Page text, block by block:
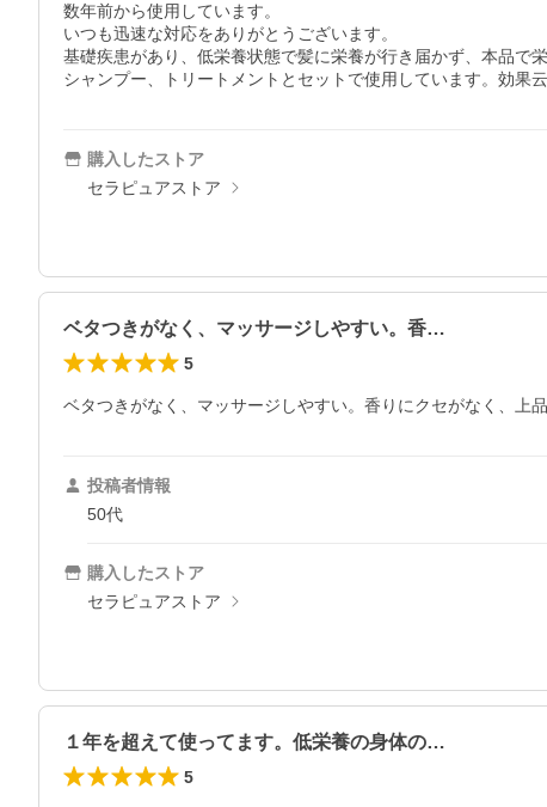
数年前から使用しています。
いつも迅速な対応をありがとうございます。
基礎疾患があり、低栄養状態で髪に栄養が行き届かず、本品で
シャンプー、トリートメントとセットで使用しています。効果
購入したストア
セラピュアストア
ベタつきがなく、マッサージしやすい。香…
5
ベタつきがなく、マッサージしやすい。香りにクセがなく、上
投稿者情報
50代
購入したストア
セラピュアストア
１年を超えて使ってます。低栄養の身体の…
5